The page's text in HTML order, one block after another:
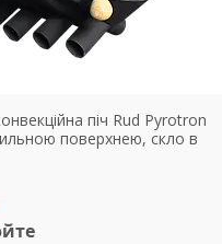
піч Rud Pyrotron
поверхнею, скло в